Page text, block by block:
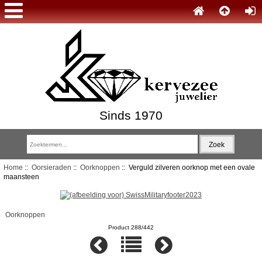
Sinds 1970
Home :: Oorsieraden :: Oorknoppen :: Verguld zilveren oorknop met een ovale
maansteen
Oorknoppen
Product 288/442